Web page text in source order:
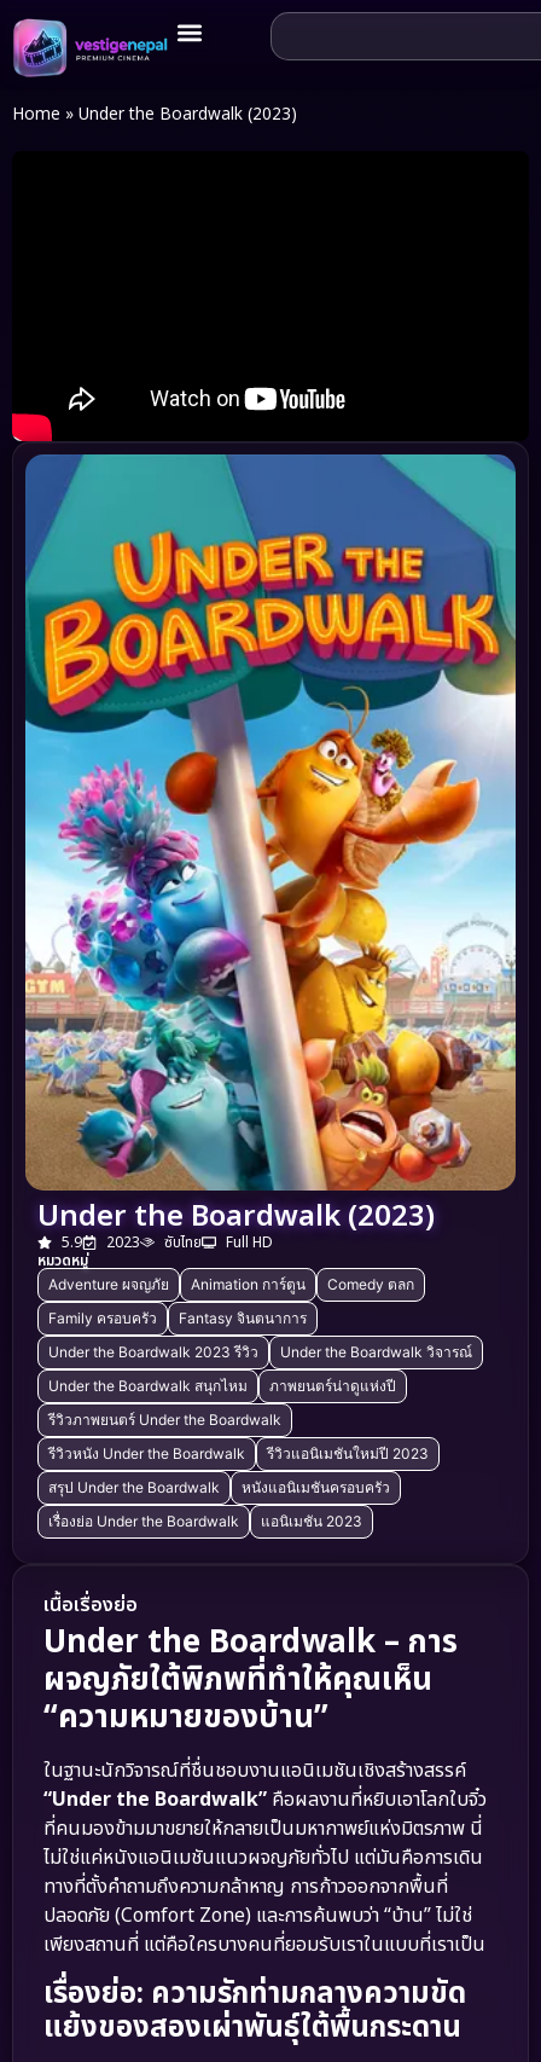
Home » Under the Boardwalk (2023)
Under the Boardwalk (2023)
5.9 2023 ซับไทย
Full HD
หมวดหมู่
Adventure ผจญภัย Animation การ์ตูน
Comedy ตลก
Family ครอบครัว
Fantasy จินตนาการ
Under the Boardwalk 2023 รีวิว
Under the Boardwalk วิจารณ์
Under the Boardwalk สนุกไหม
ภาพยนตร์น่าดูแห่งปี
รีวิวภาพยนตร์ Under the Boardwalk
รีวิวหนัง Under the Boardwalk
รีวิวแอนิเมชันใหม่ปี 2023
สรุป Under the Boardwalk
หนังแอนิเมชันครอบครัว
เรื่องย่อ Under the Boardwalk
แอนิเมชัน 2023
เนื้อเรื่องย่อ
Under the Boardwalk – การ
ผจญภัยใต้พิภพที่ทำให้คุณเห็น
“ความหมายของบ้าน”
ในฐานะนักวิจารณ์ที่ชื่นชอบงานแอนิเมชันเชิงสร้างสรรค์
“Under the Boardwalk” คือผลงานที่หยิบเอาโลกใบจิ๋ว
ที่คนมองข้ามมาขยายให้กลายเป็นมหากาพย์แห่งมิตรภาพ นี่
ไม่ใช่แค่หนังแอนิเมชันแนวผจญภัยทั่วไป แต่มันคือการเดิน
ทางที่ตั้งคำถามถึงความกล้าหาญ การก้าวออกจากพื้นที่
ปลอดภัย (Comfort Zone) และการค้นพบว่า “บ้าน” ไม่ใช่
เพียงสถานที่ แต่คือใครบางคนที่ยอมรับเราในแบบที่เราเป็น
เรื่องย่อ: ความรักท่ามกลางความขัด
แย้งของสองเผ่าพันธุ์ใต้พื้นกระดาน